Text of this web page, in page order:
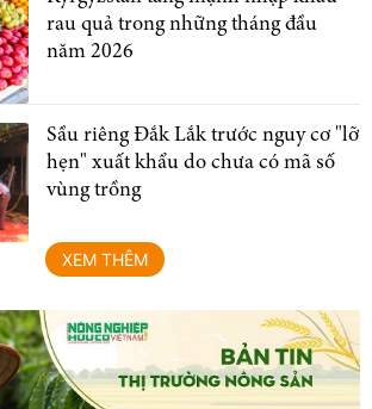
rau quả trong những tháng đầu
năm 2026
Sầu riêng Đắk Lắk trước nguy cơ "lỡ
hẹn" xuất khẩu do chưa có mã số
vùng trồng
XEM THÊM